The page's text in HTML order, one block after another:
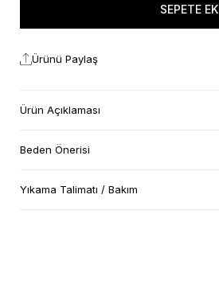
Ürünü Paylaş
Ürün Açıklaması
Beden Önerisi
Yıkama Talimatı / Bakım